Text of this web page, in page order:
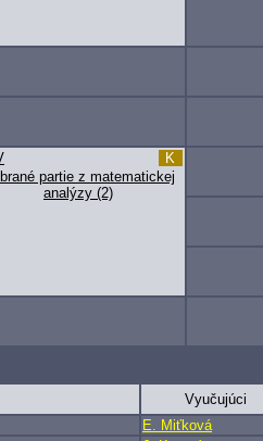
partie z matematickej
analýzy (2)
K
Vyučujúci
E. Miťková